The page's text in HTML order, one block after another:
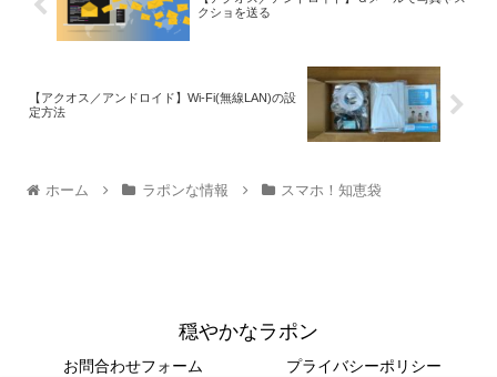
クショを送る
【アクオス／アンドロイド】Wi-Fi(無線LAN)の設
定方法
ホーム ラポンな情報 スマホ！知恵袋
穏やかなラポン
お問合わせフォーム プライバシーポリシー